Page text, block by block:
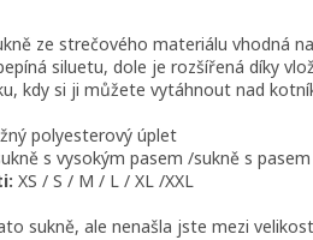
ze strečového materiálu vhodná
siluetu, dole je rozšířená díky
kdy si ji můžete vytáhnout nad
polyesterový úplet
s vysokým pasem /sukně s
XS / S / M / L / XL /XXL
sukně, ale nenašla jste mezi